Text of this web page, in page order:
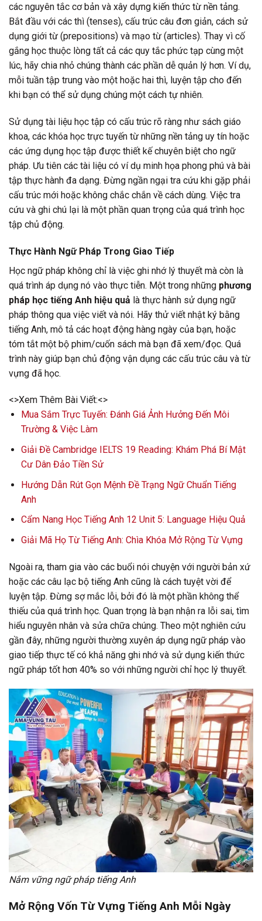
các nguyên tắc cơ bản và xây dựng kiến thức từ nền tảng.
Bắt đầu với các thì (tenses), cấu trúc câu đơn giản, cách sử
dụng giới từ (prepositions) và mạo từ (articles). Thay vì cố
gắng học thuộc lòng tất cả các quy tắc phức tạp cùng một
lúc, hãy chia nhỏ chúng thành các phần dễ quản lý hơn. Ví dụ,
mỗi tuần tập trung vào một hoặc hai thì, luyện tập cho đến
khi bạn có thể sử dụng chúng một cách tự nhiên.
Sử dụng tài liệu học tập có cấu trúc rõ ràng như sách giáo
khoa, các khóa học trực tuyến từ những nền tảng uy tín hoặc
các ứng dụng học tập được thiết kế chuyên biệt cho ngữ
pháp. Ưu tiên các tài liệu có ví dụ minh họa phong phú và bài
tập thực hành đa dạng. Đừng ngần ngại tra cứu khi gặp phải
cấu trúc mới hoặc không chắc chắn về cách dùng. Việc tra
cứu và ghi chú lại là một phần quan trọng của quá trình học
tập chủ động.
Thực Hành Ngữ Pháp Trong Giao Tiếp
Học ngữ pháp không chỉ là việc ghi nhớ lý thuyết mà còn là
quá trình áp dụng nó vào thực tiễn. Một trong những phương
pháp học tiếng Anh hiệu quả là thực hành sử dụng ngữ
pháp thông qua việc viết và nói. Hãy thử viết nhật ký bằng
tiếng Anh, mô tả các hoạt động hàng ngày của bạn, hoặc
tóm tắt một bộ phim/cuốn sách mà bạn đã xem/đọc. Quá
trình này giúp bạn chủ động vận dụng các cấu trúc câu và từ
vựng đã học.
<>Xem Thêm Bài Viết:<>
Mua Sắm Trực Tuyến: Đánh Giá Ảnh Hưởng Đến Môi
Trường & Việc Làm
Giải Đề Cambridge IELTS 19 Reading: Khám Phá Bí Mật
Cư Dân Đảo Tiền Sử
Hướng Dẫn Rút Gọn Mệnh Đề Trạng Ngữ Chuẩn Tiếng
Anh
Cẩm Nang Học Tiếng Anh 12 Unit 5: Language Hiệu Quả
Giải Mã Họ Từ Tiếng Anh: Chìa Khóa Mở Rộng Từ Vựng
Ngoài ra, tham gia vào các buổi nói chuyện với người bản xứ
hoặc các câu lạc bộ tiếng Anh cũng là cách tuyệt vời để
luyện tập. Đừng sợ mắc lỗi, bởi đó là một phần không thể
thiếu của quá trình học. Quan trọng là bạn nhận ra lỗi sai, tìm
hiểu nguyên nhân và sửa chữa chúng. Theo một nghiên cứu
gần đây, những người thường xuyên áp dụng ngữ pháp vào
giao tiếp thực tế có khả năng ghi nhớ và sử dụng kiến thức
ngữ pháp tốt hơn 40% so với những người chỉ học lý thuyết.
Nắm vững ngữ pháp tiếng Anh
Mở Rộng Vốn Từ Vựng Tiếng Anh Mỗi Ngày